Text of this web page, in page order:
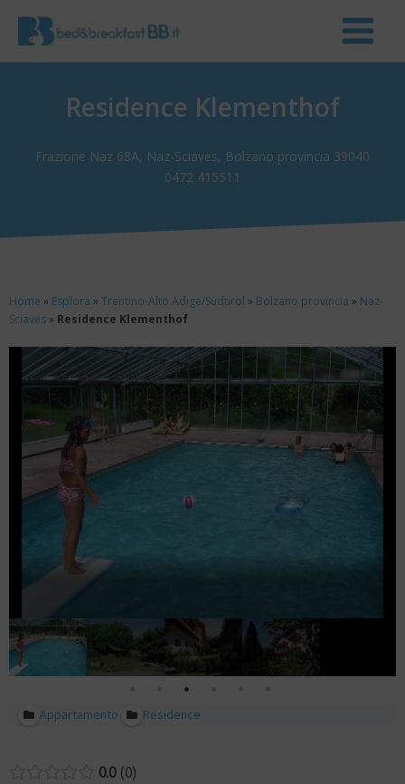
Residence Klementhof
Frazione Naz 68A, Naz-Sciaves, Bolzano provincia 39040
0472 415511
Home » Esplora » Trentino-Alto Adige/Südtirol » Bolzano provincia » Naz-
Sciaves » Residence Klementhof
Appartamento Residence
0.0 0